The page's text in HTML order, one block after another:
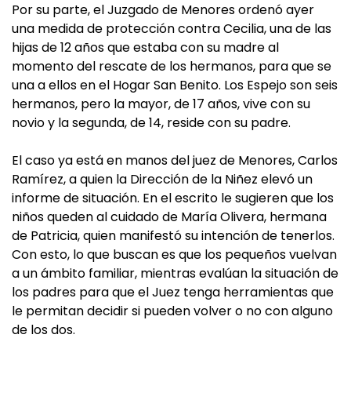
Por su parte, el Juzgado de Menores ordenó ayer
una medida de protección contra Cecilia, una de las
hijas de 12 años que estaba con su madre al
momento del rescate de los hermanos, para que se
una a ellos en el Hogar San Benito. Los Espejo son seis
hermanos, pero la mayor, de 17 años, vive con su
novio y la segunda, de 14, reside con su padre.
El caso ya está en manos del juez de Menores, Carlos
Ramírez, a quien la Dirección de la Niñez elevó un
informe de situación. En el escrito le sugieren que los
niños queden al cuidado de María Olivera, hermana
de Patricia, quien manifestó su intención de tenerlos.
Con esto, lo que buscan es que los pequeños vuelvan
a un ámbito familiar, mientras evalúan la situación de
los padres para que el Juez tenga herramientas que
le permitan decidir si pueden volver o no con alguno
de los dos.